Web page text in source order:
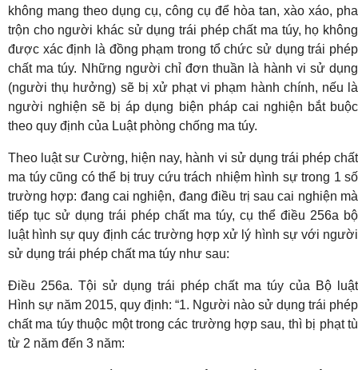
không mang theo dụng cụ, công cụ để hòa tan, xào xáo, pha
trộn cho người khác sử dụng trái phép chất ma túy, họ không
được xác định là đồng phạm trong tổ chức sử dụng trái phép
chất ma túy. Những người chỉ đơn thuần là hành vi sử dụng
(người thụ hưởng) sẽ bị xử phạt vi phạm hành chính, nếu là
người nghiện sẽ bị áp dụng biện pháp cai nghiện bắt buộc
theo quy định của Luật phòng chống ma túy.
Theo luật sư Cường, hiện nay, hành vi sử dụng trái phép chất
ma túy cũng có thể bị truy cứu trách nhiệm hình sự trong 1 số
trường hợp: đang cai nghiện, đang điều trị sau cai nghiện mà
tiếp tục sử dụng trái phép chất ma túy, cụ thể điều 256a bộ
luật hình sự quy định các trường hợp xử lý hình sự với người
sử dụng trái phép chất ma túy như sau:
Điều 256a. Tội sử dụng trái phép chất ma túy của Bộ luật
Hình sự năm 2015, quy định: “1. Người nào sử dụng trái phép
chất ma túy thuộc một trong các trường hợp sau, thì bị phạt tù
từ 2 năm đến 3 năm: